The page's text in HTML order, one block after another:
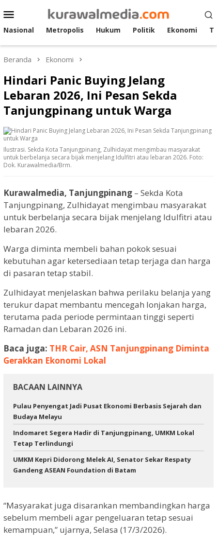
ke
konten
Menu
Mobile
Nasional Metropolis Hukum Politik Ekonomi
Beranda Ekonomi
Hindari Panic Buying Jelang
Lebaran 2026, Ini Pesan Sekda
Tanjungpinang untuk Warga
Ilustrasi. Sekda Kota Tanjungpinang, Zulhidayat mengimbau masyarakat
untuk berbelanja secara bijak menjelang Idulfitri atau lebaran 2026. Foto:
Dok. Kurawalmedia/Brm.
Kurawalmedia, Tanjungpinang – Sekda Kota
Tanjungpinang, Zulhidayat mengimbau masyarakat
untuk berbelanja secara bijak menjelang Idulfitri atau
lebaran 2026.
Warga diminta membeli bahan pokok sesuai
kebutuhan agar ketersediaan tetap terjaga dan harga
di pasaran tetap stabil.
Zulhidayat menjelaskan bahwa perilaku belanja yang
terukur dapat membantu mencegah lonjakan harga,
terutama pada periode permintaan tinggi seperti
Ramadan dan Lebaran 2026 ini.
Baca juga: THR Cair, ASN Tanjungpinang Diminta
Gerakkan Ekonomi Lokal
BACAAN LAINNYA
Pulau Penyengat Jadi Pusat Ekonomi Berbasis Sejarah dan
Budaya Melayu
Indomaret Segera Hadir di Tanjungpinang, UMKM Lokal
Tetap Terlindungi
UMKM Kepri Didorong Melek AI, Senator Sekar Respaty
Gandeng ASEAN Foundation di Batam
“Masyarakat juga disarankan membandingkan harga
sebelum membeli agar pengeluaran tetap sesuai
kemampuan,” ujarnya, Selasa (17/3/2026).